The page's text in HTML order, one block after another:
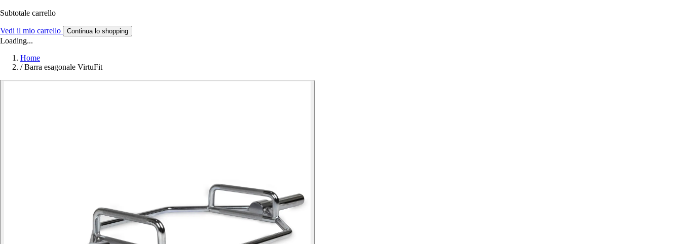
Subtotale carrello
Vedi il mio carrello Continua lo shopping
Loading...
Home
/ Barra esagonale VirtuFit